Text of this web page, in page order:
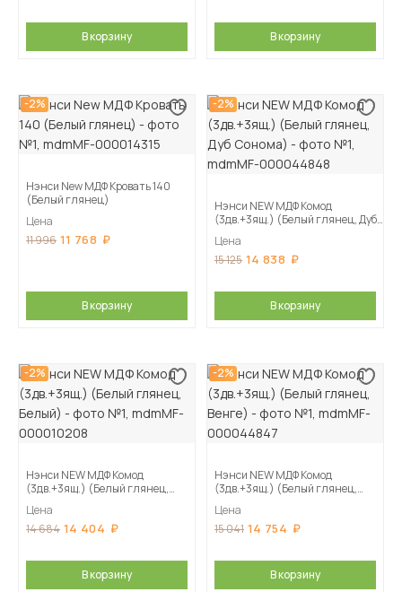
В корзину В корзину
-2%
Нэнси New МДФ Кровать 140
(Белый глянец)
Цена
11 996 11 768
В корзину
-2%
Нэнси NEW МДФ Комод
(3дв.+3ящ.) (Белый глянец, Дуб
Цена
15 125 14 838
В корзину
-2%
Нэнси NEW МДФ Комод
(3дв.+3ящ.) (Белый глянец,
Цена
14 684 14 404
В корзину
-2%
Нэнси NEW МДФ Комод
(3дв.+3ящ.) (Белый глянец,
Цена
15 041 14 754
В корзину